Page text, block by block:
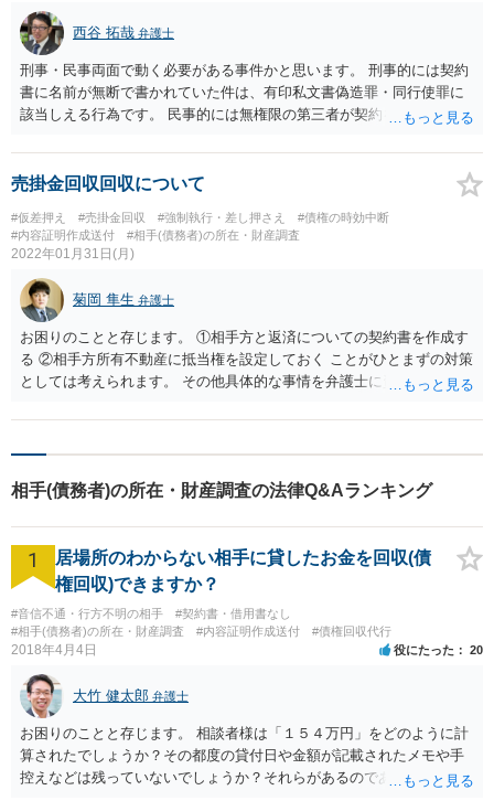
西谷 拓哉 弁護士
刑事・民事両面で動く必要がある事件かと思います。 刑事的には契約
書に名前が無断で書かれていた件は、有印私文書偽造罪・同行使罪に
該当しえる行為です。 民事的には無権限の第三者が契約を代わりにし
す。この時、刑事事件として動いていることも考慮される可能性があ
ります。 そのため、早めに依頼も視野に弁護士への相談をされた方が
売掛金回収回収について
#仮差押え #売掛金回収 #強制執行・差し押さえ
#債権の時効中断
#内容証明作成送付
#相手(債務者)の所在・財産調査
2022年01月31日(月)
菊岡 隼生 弁護士
お困りのことと存じます。 ①相手方と返済についての契約書を作成す
る ②相手方所有不動産に抵当権を設定しておく ことがひとまずの対策
としては考えられます。 その他具体的な事情を弁護士に資料持参のう
相手(債務者)の所在・財産調査の法律Q&Aランキング
1
居場所のわからない相手に貸したお金を回収(債
権回収)できますか？
#音信不通・行方不明の相手
#契約書・借用書なし
#相手(債務者)の所在・財産調査
#内容証明作成送付 #債権回収代行
2018年4月4日 役にたった 20
大竹 健太郎 弁護士
お困りのことと存じます。 相談者様は「１５４万円」をどのように計
算されたでしょうか？その都度の貸付日や金額が記載されたメモや手
控えなどは残っていないでしょうか？それらがあるのであればメール